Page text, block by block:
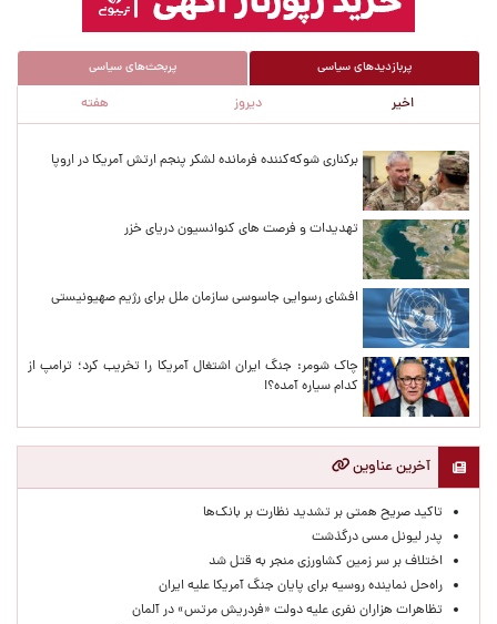
پربازدیدهای سیاسی پربحث‌های سیاسی
اخیر دیروز هفته
برکناری شوکه‌کننده فرمانده لشکر پنجم ارتش آمریکا در اروپا
تهدیدات و فرصت های کنوانسیون دریای خزر
افشای رسوایی جاسوسی سازمان ملل برای رژیم صهیونیستی
چاک شومر: جنگ ایران اشتغال آمریکا را تخریب کرد؛ ترامپ از
کدام سیاره آمده؟!
آخرین عناوین
تاکید صریح همتی بر تشدید نظارت بر بانک‌ها
پدر لیونل مسی درگذشت
اختلاف بر سر زمین کشاورزی منجر به قتل شد
راه‌حل نماینده روسیه برای پایان جنگ آمریکا علیه ایران
تظاهرات هزاران نفری علیه دولت «فردریش مرتس» در آلمان